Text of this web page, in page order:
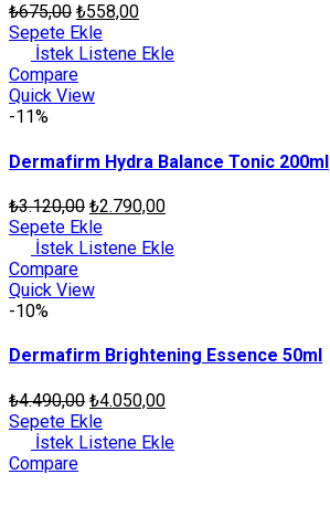
₺675,00 ₺558,00
Sepete Ekle
İstek Listene Ekle
Compare
Quick View
-11%
Dermafirm Hydra Balance Tonic 200ml
₺3.120,00 ₺2.790,00
Sepete Ekle
İstek Listene Ekle
Compare
Quick View
-10%
Dermafirm Brightening Essence 50ml
₺4.490,00 ₺4.050,00
Sepete Ekle
İstek Listene Ekle
Compare